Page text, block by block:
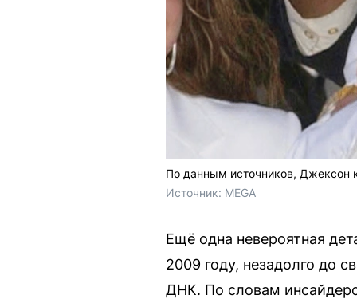
По данным источников, Джексон
Источник: MEGA
Ещё одна невероятная
2009 году, незадолго до
ДНК. По словам